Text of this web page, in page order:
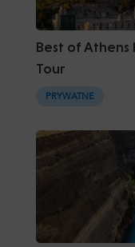
Best of Athens
Tour
PRYWATNE